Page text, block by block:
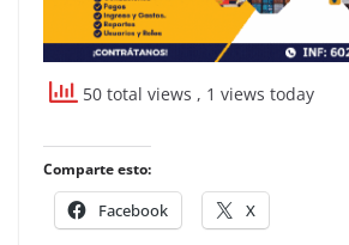
50 total views , 1 views today
Comparte esto:
Facebook X